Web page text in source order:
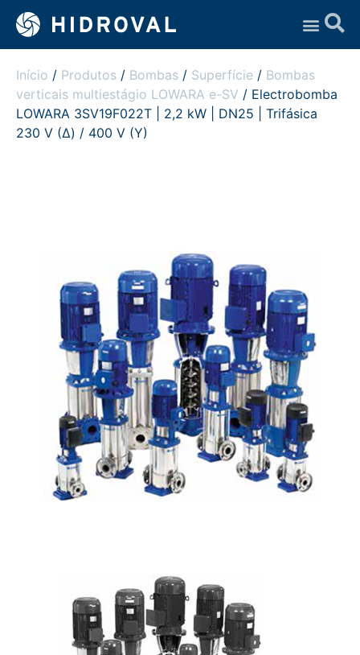
Início / Produtos / Bombas / Superfície / Bombas
verticais multiestágio LOWARA e-SV / Electrobomba
LOWARA 3SV19F022T | 2,2 kW | DN25 | Trifásica
230 V (Δ) / 400 V (Y)